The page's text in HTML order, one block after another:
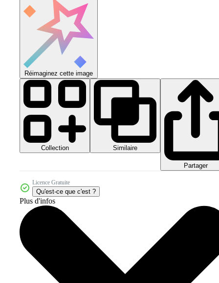
Réimaginez cette image
Collection Similaire
Partager
Licence Gratuite
Qu'est-ce que c'est ?
Plus d'infos